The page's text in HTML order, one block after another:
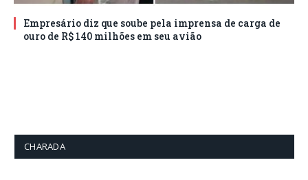
Empresário diz que soube pela imprensa de carga de
ouro de R$ 140 milhões em seu avião
CHARADA